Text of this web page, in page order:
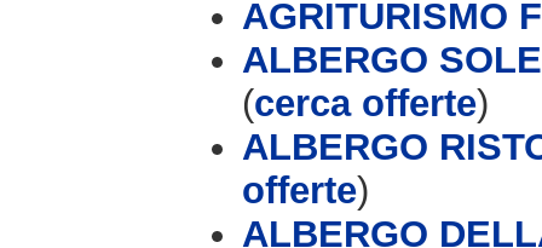
AGRITURISMO
ALBERGO
(cerca offerte)
ALBERGO
offerte)
ALBERGO